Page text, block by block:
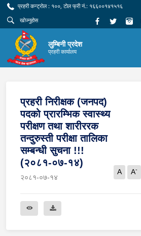
प्रहरी कन्ट्रोल : १००, टोल फ्री नं.: १६६००१४१५१६
लुम्बिनी प्रदेश
प्रहरी कार्यालय
प्रहरी निरीक्षक (जनपद)
पदको प्रारम्भिक स्वास्थ्य
परीक्षण तथा शारीररक
तन्दुरुस्ती परीक्षा तालिका
सम्बन्धी सुचना !!!
(२०८१-०७-१४)
२०८१-०७-१४
A A-